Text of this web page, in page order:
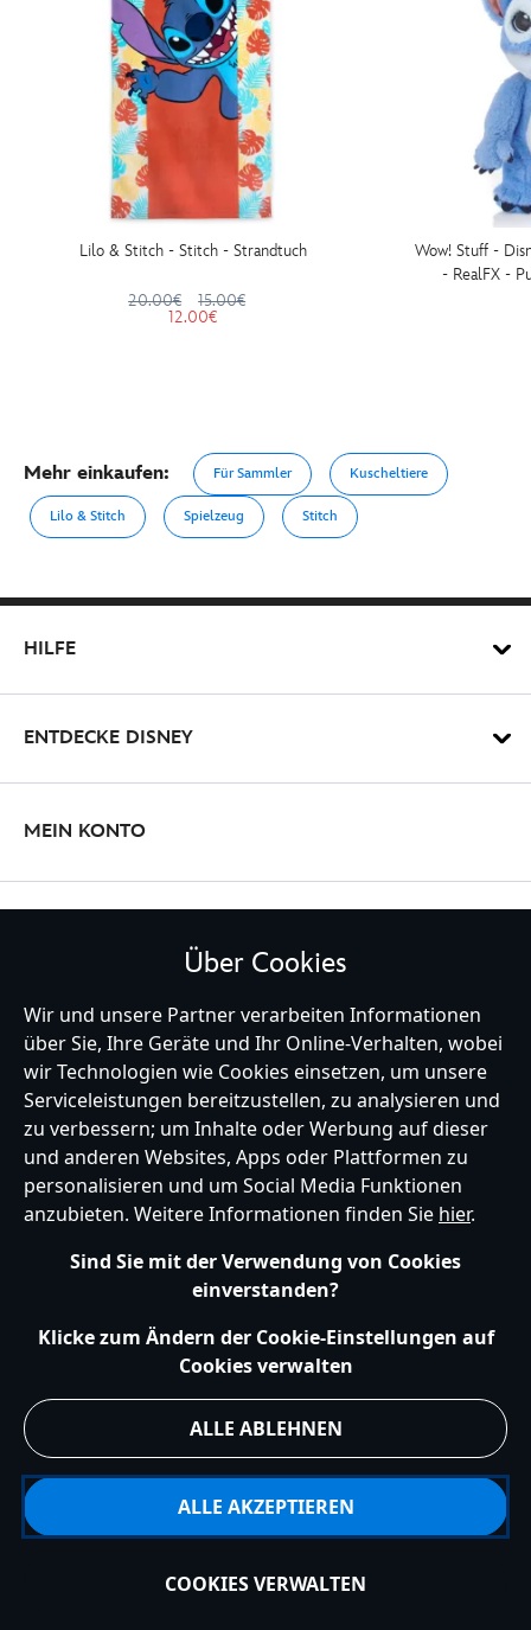
In den Warenkorb
Lilo & Stitch - Stitch - Strandtuch
20.00€
15.00€
12.00€
Wow! Stuff -
- RealFX -
Mehr einkaufen: Für Sammler Kuscheltiere
Lilo & Stitch Spielzeug Stitch
HILFE
ENTDECKE DISNEY
MEIN KONTO
Germany
Hilfe Nutzungsbedingungen Datenschutzerklärung
Site Map
Richtlinien für Cookies
EU Datenschutzhinweis
Impressum
Allgemeine Verkaufsbedingungen
Über Cookies
Wir und unsere Partner verarbeiten Informationen
über Sie, Ihre Geräte und Ihr Online-Verhalten, wobei
wir Technologien wie Cookies einsetzen, um unsere
Serviceleistungen bereitzustellen, zu analysieren und
zu verbessern; um Inhalte oder Werbung auf dieser
und anderen Websites, Apps oder Plattformen zu
personalisieren und um Social Media Funktionen
anzubieten. Weitere Informationen finden Sie hier.
Sind Sie mit der Verwendung von Cookies
einverstanden?
Klicke zum Ändern der Cookie-Einstellungen auf
Cookies verwalten
ALLE ABLEHNEN
ALLE AKZEPTIEREN
COOKIES VERWALTEN